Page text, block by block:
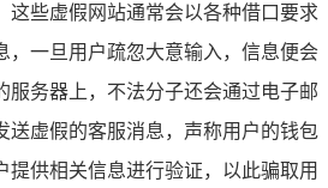
这些虚假网站通常会以各种借口要求
，一旦用户疏忽大意输入，信息便会
服务器上，不法分子还会通过电子邮
送虚假的客服消息，声称用户的钱包
提供相关信息进行验证，以此骗取用